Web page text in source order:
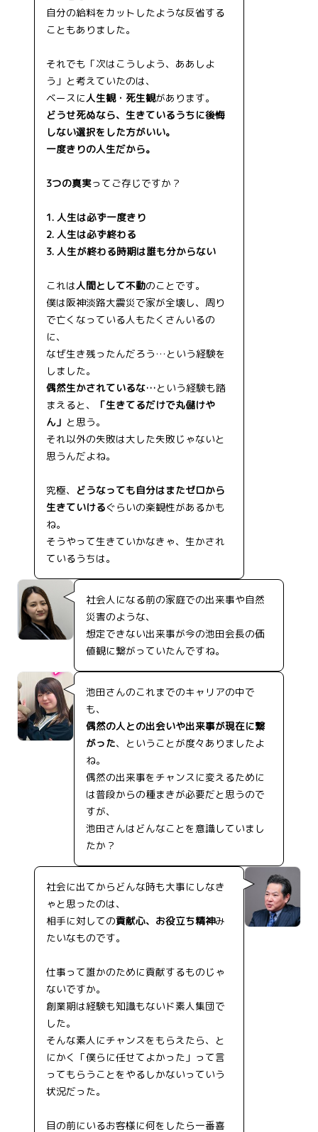
自分の給料をカットしたような反省する
こともありました。
それでも「次はこうしよう、ああしよ
う」と考えていたのは、
ベースに人生観・死生観があります。
どうせ死ぬなら、生きているうちに後悔
しない選択をした方がいい。
一度きりの人生だから。
3つの真実ってご存じですか？
1. 人生は必ず一度きり
2. 人生は必ず終わる
3. 人生が終わる時期は誰も分からない
これは人間として不動のことです。
僕は阪神淡路大震災で家が全壊し、周り
で亡くなっている人もたくさんいるの
に、
なぜ生き残ったんだろう…という経験を
しました。
偶然生かされているな…という経験も踏
まえると、
「生きてるだけで丸儲けや
ん」 と思う。
それ以外の失敗は大した失敗じゃないと
思うんだよね。
究極、
どうなっても自分はまたゼロから
生きていけるぐらいの楽観性があるかも
ね。
そうやって生きていかなきゃ、生かされ
ているうちは。
社会人になる前の家庭での出来事や自然
災害のような、
想定できない出来事が今の池田会長の価
値観に繋がっていたんですね。
池田さんのこれまでのキャリアの中で
も、
偶然の人との出会いや出来事が現在に繋
がった、ということが度々ありましたよ
ね。
偶然の出来事をチャンスに変えるために
は普段からの種まきが必要だと思うので
すが、
池田さんはどんなことを意識していまし
たか？
社会に出てからどんな時も大事にしなき
ゃと思ったのは、
相手に対しての貢献心、お役立ち精神み
たいなものです。
仕事って誰かのために貢献するものじゃ
ないですか。
創業期は経験も知識もないド素人集団で
した。
そんな素人にチャンスをもらえたら、と
にかく「僕らに任せてよかった」って言
ってもらうことをやるしかないっていう
状況だった。
目の前にいるお客様に何をしたら一番喜